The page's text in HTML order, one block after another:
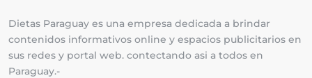
Dietas Paraguay es una empresa dedicada a brindar
contenidos informativos online y espacios publicitarios en
sus redes y portal web. contectando asi a todos en
Paraguay.-